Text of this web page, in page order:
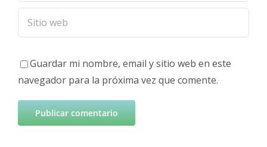
Guardar mi nombre, email y sitio web en este
navegador para la próxima vez que comente.